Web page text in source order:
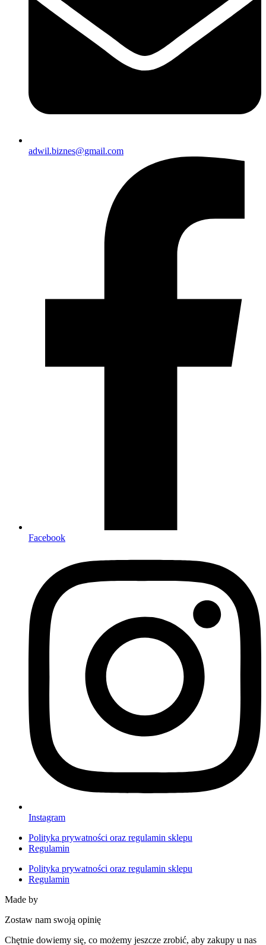
adwil.biznes@gmail.com
Facebook
Instagram
Polityka prywatności oraz regulamin sklepu
Regulamin
Polityka prywatności oraz regulamin sklepu
Regulamin
Made by
Zostaw nam swoją opinię
Chętnie dowiemy się, co możemy jeszcze zrobić, aby zakupy u nas